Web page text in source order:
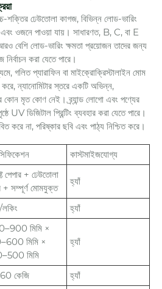
শক্তির ঢেউতোলা কাগজ, বিভিন্ন লোড-ভারিং
এবং ওজনে পাওয়া যায়। সাধারণত, B, C, বা E
বেশি লোড-ভারিং ক্ষমতা প্রয়োজন তাদের জন্য
করা যেতে পারে।
গলিত প্যারাফিন বা মাইক্রোক্রিস্টালাইন মোম
ন্যানোমিটার স্তরে একটি অভিন্ন,
মৃত কোণ নেই। ব্র্যান্ড লোগো এবং পণ্যের
ডিজিটাল প্রিন্টিং ব্যবহার করা যেতে পারে।
করে না, পরিষ্কার ছবি এবং পাঠ্য নিশ্চিত করে।
কাস্টমাইজযোগ্য
পেপার + ঢেউতোলা
+ সম্পূর্ণ মোমযুক্ত
হ্যাঁ
হ্যাঁ
মিমি ×
মিমি ×
মিমি
হ্যাঁ
কেজি হ্যাঁ